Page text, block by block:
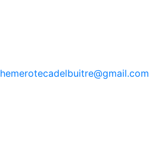
hemerotecadelbuitre@gmail.com